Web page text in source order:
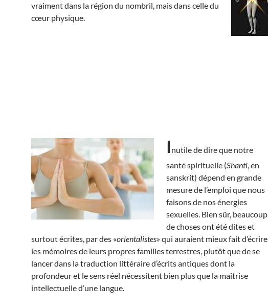
vraiment dans la région du nombril, mais dans celle du
cœur physique.
Inutile de dire que notre
santé spirituelle (Shanti, en
sanskrit) dépend en grande
mesure de l’emploi que nous
faisons de nos énergies
sexuelles. Bien sûr, beaucoup
de choses ont été dites et
surtout écrites, par des «orientalistes» qui auraient mieux fait d’écrire
les mémoires de leurs propres familles terrestres, plutôt que de se
lancer dans la traduction littéraire d’écrits antiques dont la
profondeur et le sens réel nécessitent bien plus que la maîtrise
intellectuelle d’une langue.